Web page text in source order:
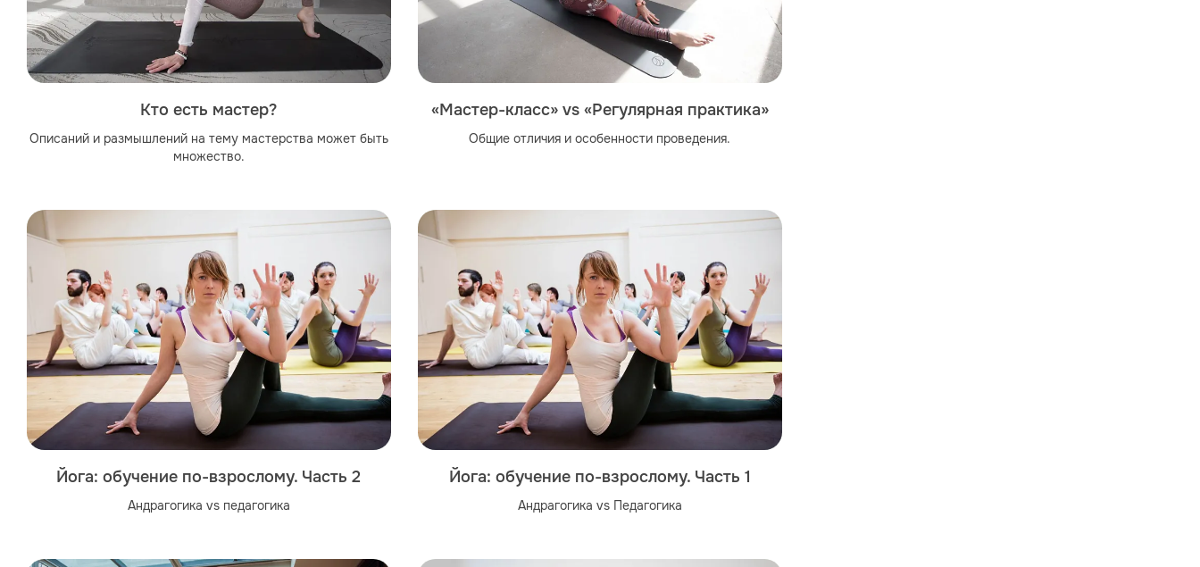
Кто есть мастер?
Описаний и размышлений на тему мастерства может быть
множество.
«Мастер-класс» vs «Регулярная практика»
Общие отличия и особенности проведения.
Йога: обучение по-взрослому. Часть 2
Андрагогика vs педагогика
Йога: обучение по-взрослому. Часть 1
Андрагогика vs Педагогика